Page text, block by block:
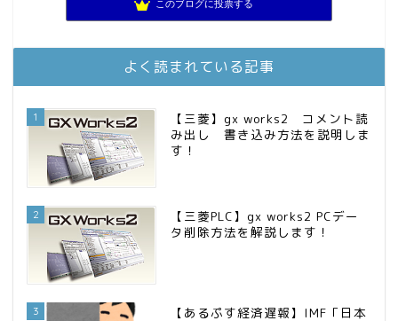
11位 3階建ての資産形成
庶民的家族がインデックス投資でセミリタイア目指してみた
このブログに投票する
よく読まれている記事
1
【三菱】gx works2 コメント読
み出し 書き込み方法を説明しま
す！
2
【三菱PLC】gx works2 PCデー
タ削除方法を解説します！
3
【あるぷす経済遅報】IMF「日本